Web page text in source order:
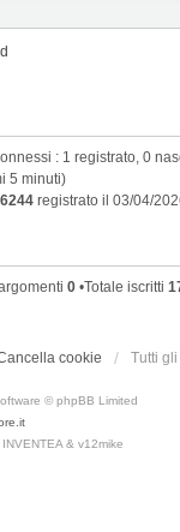
: 1 registrato, 0
5 minuti)
6244 registrato il 03/04/
0 •Totale iscritti
cookie Tutti
© phpBB Limited
& v12mike